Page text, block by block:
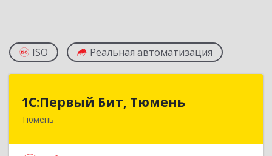
ISO Реальная автоматизация
1С:Первый Бит, Тюмень
Тюмень
1С:Первый Бит, Тюмень
625000, Тюменская обл, Тюмень г, Республики